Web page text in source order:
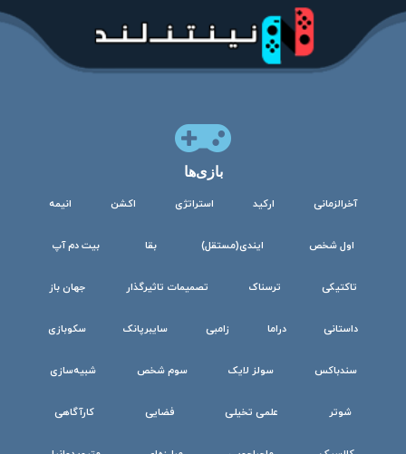
بازی‌ها
آخرالزمانی ارکید استراتژی اکشن انیمه
اول شخص ایندی(مستقل) بقا بیت دم آپ
تاکتیکی ترسناک تصمیمات تاثیرگذار جهان باز
داستانی دراما زامبی سایبرپانک سکوبازی
سندباکس سولز لایک سوم شخص شبیه‌سازی
شوتر علمی تخیلی فضایی کارآگاهی